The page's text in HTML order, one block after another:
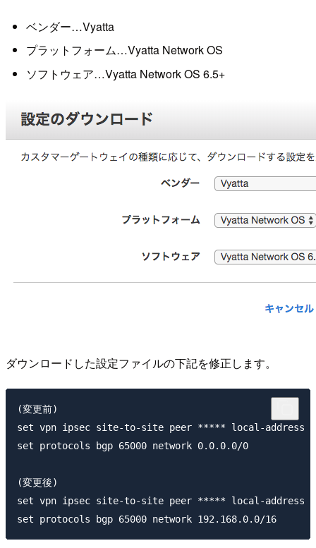
ベンダー…Vyatta
プラットフォーム…Vyatta Network OS
ソフトウェア…Vyatta Network OS 6.5+
ダウンロードした設定ファイルの下記を修正します。
(変更前)
set vpn ipsec site-to-site peer ***** local-address
set protocols bgp 65000 network 0.0.0.0/0
(変更後)
set vpn ipsec site-to-site peer ***** local-address